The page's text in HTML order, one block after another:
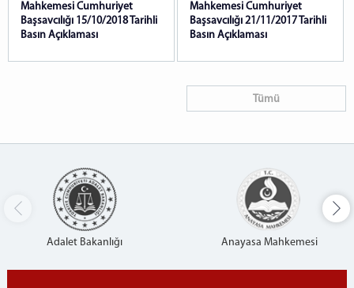
Mahkemesi Cumhuriyet
Başsavcılığı 15/10/2018 Tarihli
Basın Açıklaması
Mahkemesi Cumhuriyet
Başsavcılığı 21/11/2017 Tarihli
Basın Açıklaması
Tümü
Adalet Bakanlığı Anayasa Mahkemesi